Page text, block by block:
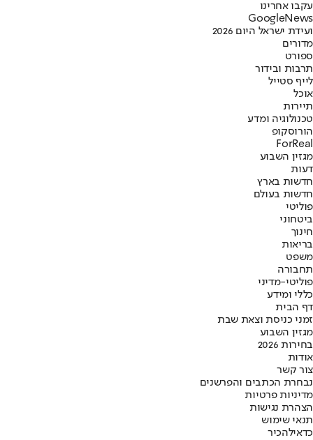
עקבו אחרינו
Googl eNews
ועידת ישראל היום 2026
מדורים
ספורט
תרבות ובידור
לייף סטייל
אוכל
תיירות
טכנולוגיה ומדע
הורוסקופ
ForReal
מגזין השבוע
דעות
חדשות בארץ
חדשות בעולם
פוליטי
ביטחוני
חינוך
בריאות
משפט
תחבורה
פוליטי-מדיני
כללי ומידע
דף הבית
זמני כניסת וצאת שבת
מגזין השבוע
בחירות 2026
אודות
צור קשר
נבחרת הכתבים והפרשנים
מדיניות פרטיות
הצהרת נגישות
תנאי שימוש
כדאילהכיר